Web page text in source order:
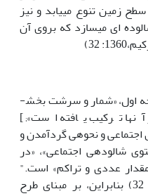
زمین تنوع می­یابد و نیز
ای می­سازد که بروی آن
32)
"«شالوده زندگی جمعی»، در درجه اول، «شمار و سرشت بخش­
ترکیب یافته است»; ]
اجتماعی و نحوه­ی گرد­آمدن و
شالوده­ی اجتماعی»، «در
عددی و تراکم» است."
(دورکیم،1383،1360; له­مان،1385: 32) بنابراین، بر مبنای طرح